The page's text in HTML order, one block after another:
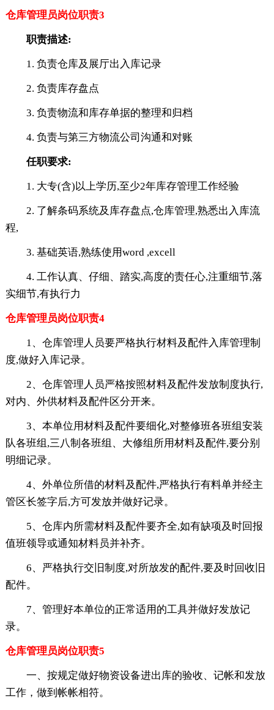
仓库管理员岗位职责3
职责描述:
1. 负责仓库及展厅出入库记录
2. 负责库存盘点
3. 负责物流和库存单据的整理和归档
4. 负责与第三方物流公司沟通和对账
任职要求:
1. 大专(含)以上学历,至少2年库存管理工作经验
2. 了解条码系统及库存盘点,仓库管理,熟悉出入库流
程,
3. 基础英语,熟练使用word ,excell
4. 工作认真、仔细、踏实,高度的责任心,注重细节,落
实细节,有执行力
仓库管理员岗位职责4
1、仓库管理人员要严格执行材料及配件入库管理制
度,做好入库记录。
2、仓库管理人员严格按照材料及配件发放制度执行,
对内、外供材料及配件区分开来。
3、本单位用材料及配件要细化,对整修班各班组安装
队各班组,三八制各班组、大修组所用材料及配件,要分别
明细记录。
4、外单位所借的材料及配件,严格执行有料单并经主
管区长签字后,方可发放并做好记录。
5、仓库内所需材料及配件要齐全,如有缺项及时回报
值班领导或通知材料员并补齐。
6、严格执行交旧制度,对所放发的配件,要及时回收旧
配件。
7、管理好本单位的正常适用的工具并做好发放记
录。
仓库管理员岗位职责5
一、按规定做好物资设备进出库的验收、记帐和发放
工作，做到帐帐相符。